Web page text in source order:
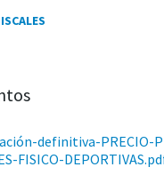
definitiva-PRECIO-
FISICO-